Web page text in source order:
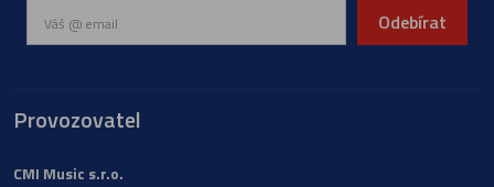
Odebírat
Provozovatel
CMI Music s.r.o.